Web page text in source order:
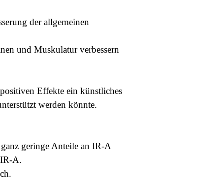
der allgemeinen
und Muskulaturverbessern
Effekte ein künstliches
werden könnte.
geringe Anteile an IR-A
A.